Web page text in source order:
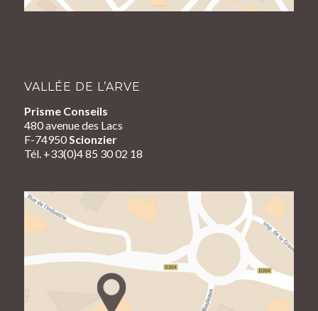
VALLÉE DE L’ARVE
Prisme Conseils
480 avenue des Lacs
F-74950 Scionzier
Tél. +33(0)4 85 30 02 18